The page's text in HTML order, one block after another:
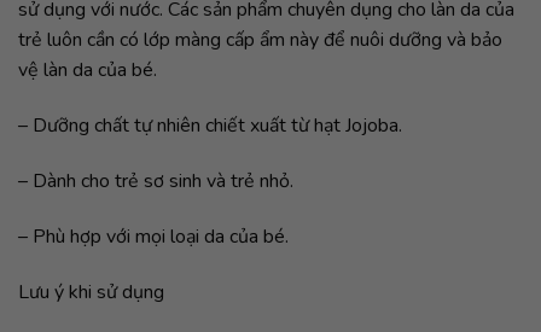
sử dụng với nước. Các sản phẩm chuyên dụng cho làn da của
trẻ luôn cần có lớp màng cấp ẩm này để nuôi dưỡng và bảo
vệ làn da của bé.
– Dưỡng chất tự nhiên chiết xuất từ hạt Jojoba.
– Dành cho trẻ sơ sinh và trẻ nhỏ.
– Phù hợp với mọi loại da của bé.
Lưu ý khi sử dụng